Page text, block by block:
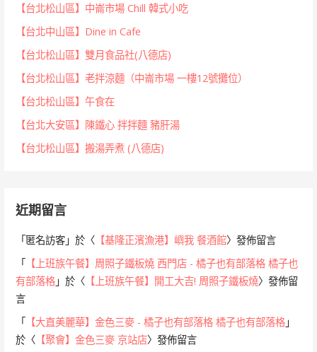
【台北松山區】中崙市場 Chill 韓式小吃
【台北中山區】Dine in Cafe
【台北松山區】雙月食品社(八德店)
【台北松山區】老拌涼麵（中崙市場 一樓12號攤位）
【台北松山區】午食在
【台北大安區】陳鐵心 拌拌麵 豬肝湯
【台北松山區】搬湯弄煮 (八德店)
近期留言
「匿名訪客 」於〈 【基隆正濱漁港】嶼我 餐酒館〉發佈留言
「 【上班族午餐】周照子鐵板燒 西門店 - 橘子也有部落格 橘子也
有部落格 」於〈 【上班族午餐】開工大吉! 周照子鐵板燒〉發佈留
言
「 【大直美麗華】金色三麥 - 橘子也有部落格 橘子也有部落格 」
於〈 【聚會】金色三麥 京站店〉發佈留言